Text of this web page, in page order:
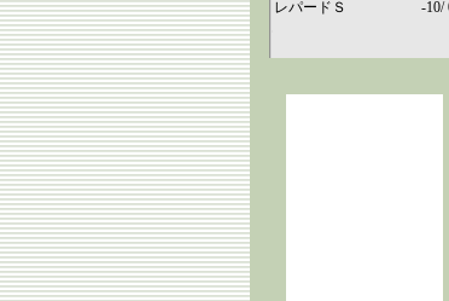
レパードＳ
-10/